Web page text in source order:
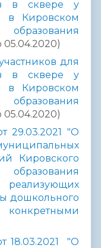
в сквере у
в Кировском
для
в сквере у
в Кировском
29.03.2021 "О
Кировского
дошкольного
18.03.2021 "О